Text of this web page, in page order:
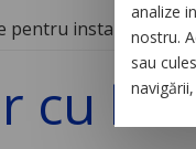
pentru instalatii
cu
analize
nostru.
sau